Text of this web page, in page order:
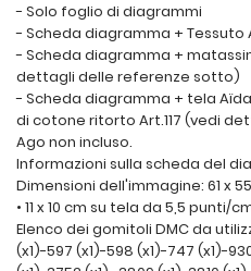
- Solo foglio di diagrammi
- Scheda diagramma + Tessuto
- Scheda diagramma +
dettagli delle referenze sotto)
- Scheda diagramma + tela
di cotone ritorto Art.117 (vedi
Ago non incluso.
Informazioni sulla scheda del
Dimensioni dell'immagine: 61 x
• 11 x 10 cm su tela da 5,5 punti/
Elenco dei gomitoli DMC da
(x1)-597 (x1)-598 (x1)-747 (x1)-